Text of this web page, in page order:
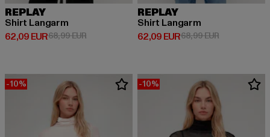
REPLAY
Shirt Langarm
62,09 EUR
Ajankohtainen hinta: 62,09 EUR
68,99 EURKampanjahinta: 68,99 EUR
REPLAY
Shirt Langarm
62,09 EUR
Ajankohtainen hinta: 62,09 EUR
68,99 EUR
-10% -10%